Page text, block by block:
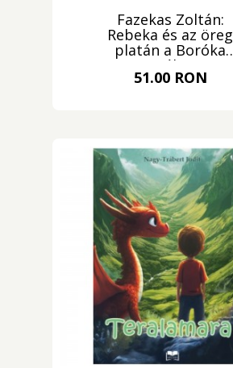
Fazekas Zoltán:
Rebeka és az öreg
platán a Boróka
utcában
51.00 RON